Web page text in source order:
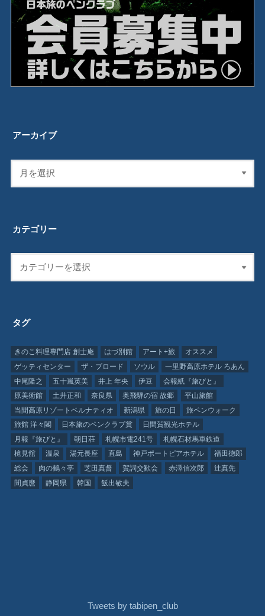
アーカイブ
カテゴリー
タグ
きのこ料理専門店 創士庵 はづ別館 アート+旅
オススメ
ゲッティセンター
ザ・ブロード ソウル
一里野高原ホテル ろあん
中尾隆之
五十嵐英美 井上 年央 伊豆
会報紙『旅びと』
原美術館
土井正和 奈良県 奥飛騨の宿 故郷
平山旅館
当間高原リゾートベルナティオ
新潟県 旅の日
旅ペンウォーク
旅館 洋々閣
日本旅のペンクラブ賞
日間賀観光ホテル
月報『旅びと』
朝日荘 札幌市電241号
札幌石材馬車鉄道
槍見舘
温泉 湯元長座 直島 神戸ポートピアホテル
福田徳郎
総会
肉の鶴々亭 芝田真督 賀詞交歓会 赤澤信次郎
辻真先
間貞麿
静岡県 韓国 飯出敏夫
Tweets by tabipen_club